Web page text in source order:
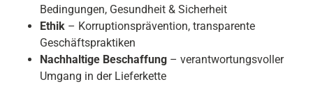
Bedingungen, Gesundheit & Sicherheit
Ethik– Korruptionsprävention, transparente
Geschäftspraktiken
Nachhaltige Beschaffung– verantwortungsvoller
Umgang in der Lieferkette